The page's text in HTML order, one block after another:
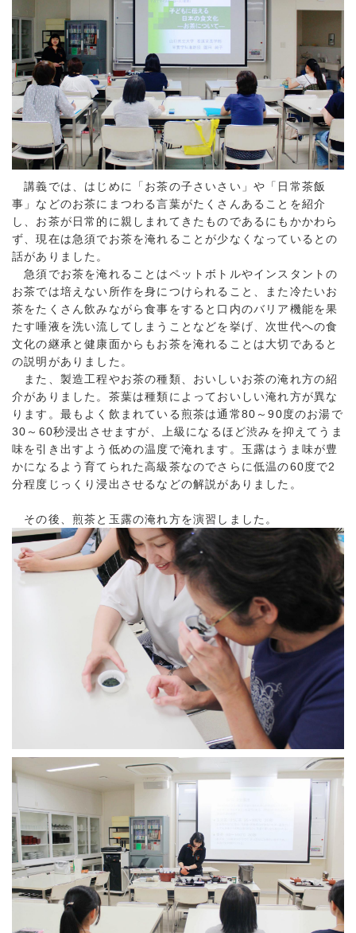
講義では、はじめに「お茶の子さいさい」や「日常茶飯
事」などのお茶にまつわる言葉がたくさんあることを紹介
し、お茶が日常的に親しまれてきたものであるにもかかわら
ず、現在は急須でお茶を淹れることが少なくなっているとの
話がありました。
急須でお茶を淹れることはペットボトルやインスタントの
お茶では培えない所作を身につけられること、また冷たいお
茶をたくさん飲みながら食事をすると口内のバリア機能を果
たす唾液を洗い流してしまうことなどを挙げ、次世代への食
文化の継承と健康面からもお茶を淹れることは大切であると
の説明がありました。
また、製造工程やお茶の種類、おいしいお茶の淹れ方の紹
介がありました。茶葉は種類によっておいしい淹れ方が異な
ります。最もよく飲まれている煎茶は通常80～90度のお湯で
30～60秒浸出させますが、上級になるほど渋みを抑えてうま
味を引き出すよう低めの温度で淹れます。玉露はうま味が豊
かになるよう育てられた高級茶なのでさらに低温の60度で2
分程度じっくり浸出させるなどの解説がありました。
その後、煎茶と玉露の淹れ方を演習しました。